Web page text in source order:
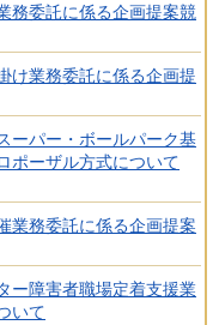
務委託に係る企画提案競
け業務委託に係る企画提
ーパー・ボールパーク基
ポーザル方式について
業務委託に係る企画提案
ー障害者職場定着支援業
いて